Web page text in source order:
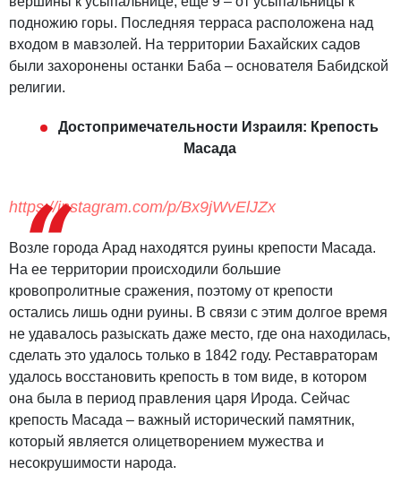
подножию горы. Последняя терраса расположена над
входом в мавзолей. На территории Бахайских садов
были захоронены останки Баба – основателя Бабидской
религии.
Достопримечательности Израиля: Крепость
Масада
https://instagram.com/p/Bx9jWvElJZx
Возле города Арад находятся руины крепости Масада.
На ее территории происходили большие
кровопролитные сражения, поэтому от крепости
остались лишь одни руины. В связи с этим долгое время
не удавалось разыскать даже место, где она находилась,
сделать это удалось только в 1842 году. Реставраторам
удалось восстановить крепость в том виде, в котором
она была в период правления царя Ирода. Сейчас
крепость Масада – важный исторический памятник,
который является олицетворением мужества и
несокрушимости народа.